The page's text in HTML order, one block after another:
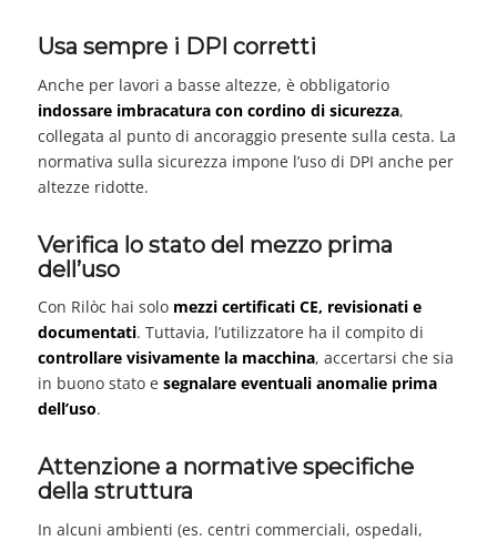
Usa sempre i DPI corretti
Anche per lavori a basse altezze, è obbligatorio
indossare imbracatura con cordino di sicurezza,
collegata al punto di ancoraggio presente sulla cesta. La
normativa sulla sicurezza impone l’uso di DPI anche per
altezze ridotte.
Verifica lo stato del mezzo prima
dell’uso
Con Rilòc hai solo mezzi certificati CE, revisionati e
documentati. Tuttavia, l’utilizzatore ha il compito di
controllare visivamente la macchina, accertarsi che sia
in buono stato e segnalare eventuali anomalie prima
dell’uso.
Attenzione a normative specifiche
della struttura
In alcuni ambienti (es. centri commerciali, ospedali,